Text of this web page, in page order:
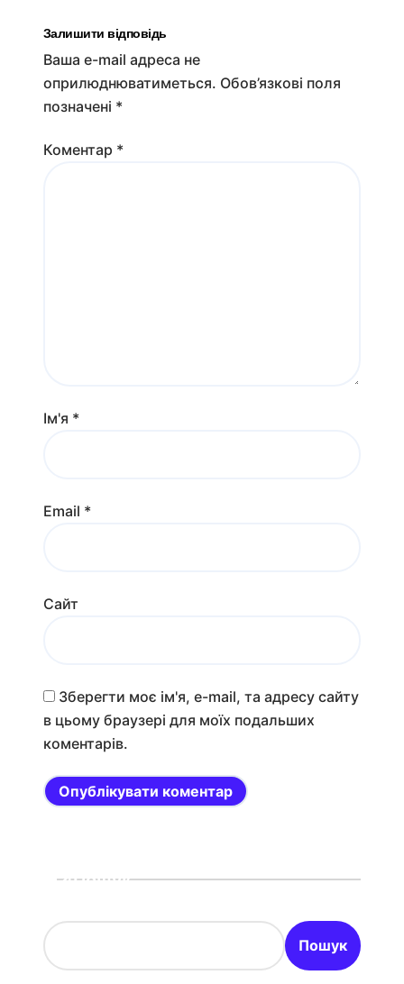
Залишити відповідь
Ваша e-mail адреса не
оприлюднюватиметься. Обов’язкові поля
позначені *
Коментар *
Ім'я *
Email *
Сайт
Зберегти моє ім'я, e-mail, та адресу сайту
в цьому браузері для моїх подальших
коментарів.
Пошук
Пошук